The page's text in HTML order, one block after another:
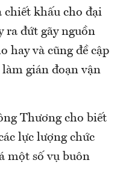
chiết khấu cho đại
ra đứt gãy nguồn
hay và cũng đề cập
gián đoạn vận
Thương cho biết
lực lượng chức
một số vụ buôn